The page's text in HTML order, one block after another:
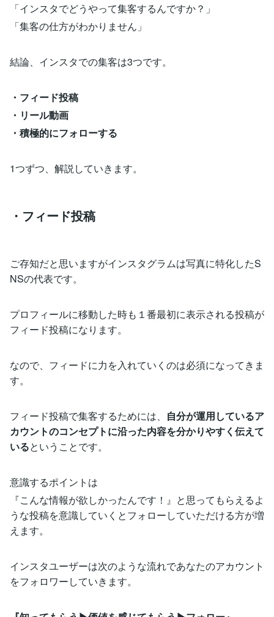
「インスタでどうやって集客するんですか？」
「集客の仕方がわかりません」
結論、インスタでの集客は3つです。
・フィード投稿
・リール動画
・積極的にフォローする
1つずつ、解説していきます。
・フィード投稿
ご存知だと思いますがインスタグラムは写真に特化したS
NSの代表です。
プロフィールに移動した時も１番最初に表示される投稿が
フィード投稿になります。
なので、フィードに力を入れていくのは必須になってきま
す。
フィード投稿で集客するためには、 自分が運用しているア
カウントのコンセプトに沿った内容を分かりやすく伝えて
いるということです。
意識するポイントは
『こんな情報が欲しかったんです！』と思ってもらえるよ
うな投稿を意識していくとフォローしていただける方が増
えます。
インスタユーザーは次のような流れであなたのアカウント
をフォロワーしていきます。